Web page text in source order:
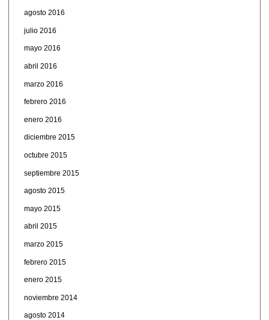
agosto 2016
julio 2016
mayo 2016
abril 2016
marzo 2016
febrero 2016
enero 2016
diciembre 2015
octubre 2015
septiembre 2015
agosto 2015
mayo 2015
abril 2015
marzo 2015
febrero 2015
enero 2015
noviembre 2014
agosto 2014